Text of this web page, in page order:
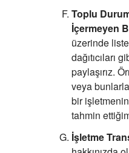
Toplu
İçermeyen
üzerinde
dağıtıcıları
paylaşırız.
veya
bir
tahmin
İşletme